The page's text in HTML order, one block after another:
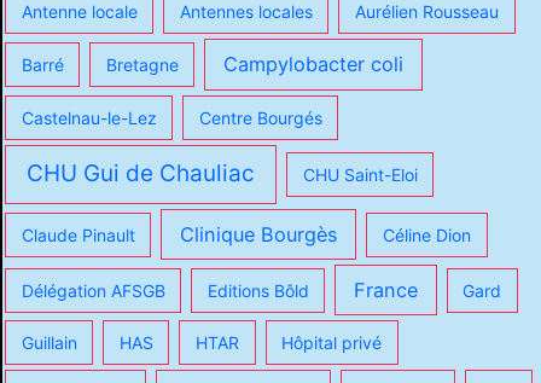
Antenne locale Antennes locales Aurélien Rousseau
Barré Bretagne Campylobacter coli
Castelnau-le-Lez Centre Bourgés
CHU Gui de Chauliac CHU Saint-Eloi
Claude Pinault Clinique Bourgès Céline Dion
Délégation AFSGB Editions Bôld France Gard
Guillain HAS HTAR Hôpital privé